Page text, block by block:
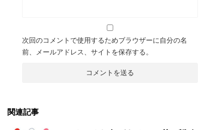
次回のコメントで使用するためブラウザーに自分の名
前、メールアドレス、サイトを保存する。
関連記事